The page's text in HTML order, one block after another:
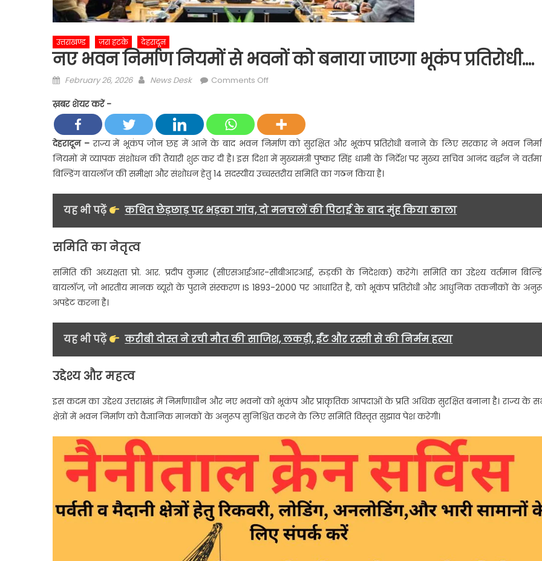
उत्तराखण्ड ज़रा हटके देहरादून
नए भवन निर्माण नियमों से भवनों को बनाया जाएगा भूकंप प्रतिरोधी….
Posted
February 26, 2026 Author
News Desk Comments Offon
निर्माण
नियमों
से
भवनों
को
जाएगा
भूकंप
ख़बर शेयर करें -
देहरादून–राज्य में भूकंप जोन छह में आने के बाद भवन निर्माण को सुरक्षित और भूकंप प्रतिरोधी बनाने के लिए सरकार ने भवन
नियमों में व्यापक संशोधन की तैयारी शुरू कर दी है। इस दिशा में मुख्यमंत्री पुष्कर सिंह धामी के निर्देश पर मुख्य सचिव आनंद बर्द्धन ने
बिल्डिंग बायलॉज की समीक्षा और संशोधन हेतु 14 सदस्यीय उच्चस्तरीय समिति का गठन किया है।
यह भी पढ़ें कथित छेड़छाड़ पर भड़का गांव, दो मनचलों की पिटाई के बाद मुंह किया काला
समिति का नेतृत्व
समिति की अध्यक्षता प्रो. आर. प्रदीप कुमार (सीएसआईआर-सीबीआरआई, रुड़की के निदेशक) करेंगे। समिति का उद्देश्य वर्तमान
बायलॉज, जो भारतीय मानक ब्यूरो के पुराने संस्करण IS 1893-2000 पर आधारित है, को भूकंप प्रतिरोधी और आधुनिक तकनीकों के
अपडेट करना है।
यह भी पढ़ें करीबी दोस्त ने रची मौत की साजिश, लकड़ी, ईंट और रस्सी से की निर्मम हत्या
उद्देश्य और महत्व
इस कदम का उद्देश्य उत्तराखंड में निर्माणाधीन और नए भवनों को भूकंप और प्राकृतिक आपदाओं के प्रति अधिक सुरक्षित बनाना है। राज्य के
क्षेत्रों में भवन निर्माण को वैज्ञानिक मानकों के अनुरूप सुनिश्चित करने के लिए समिति विस्तृत सुझाव पेश करेगी।